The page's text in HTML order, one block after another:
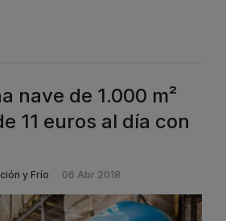
nave de 1.000 m²
11 euros al día con
y Frío 06 Abr 2018